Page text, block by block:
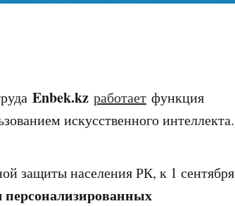
Enbek.kz работает функция
искусственного интеллекта.
защиты населения РК, к 1 сентября
персонализированных